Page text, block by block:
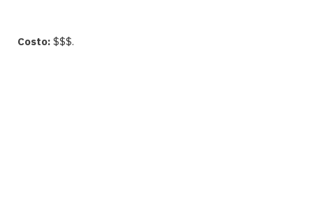
Costo: $$$.